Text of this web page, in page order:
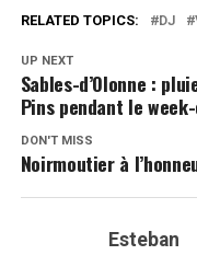
RELATED TOPICS: DJ
UP NEXT
Sables-d’Olonne :
Pins pendant le
DON'T MISS
Noirmoutier à
Esteban